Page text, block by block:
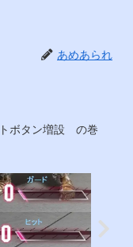
あめあられ
ボタン増設 の巻